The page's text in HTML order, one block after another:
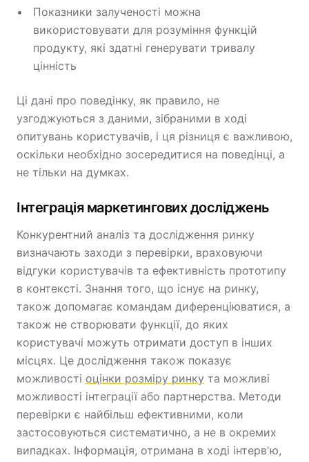
Показники залученості можна
використовувати для розуміння функцій
продукту, які здатні генерувати тривалу
цінність
Ці дані про поведінку, як правило, не
узгоджуються з даними, зібраними в ході
опитувань користувачів, і ця різниця є важливою,
оскільки необхідно зосередитися на поведінці, а
не тільки на думках.
Інтеграція маркетингових досліджень
Конкурентний аналіз та дослідження ринку
визначають заходи з перевірки, враховуючи
відгуки користувачів та ефективність прототипу
в контексті. Знання того, що існує на ринку,
також допомагає командам диференціюватися, а
також не створювати функції, до яких
користувачі можуть отримати доступ в інших
місцях. Це дослідження також показує
можливості оцінки розміру ринку та можливі
можливості інтеграції або партнерства. Методи
перевірки є найбільш ефективними, коли
застосовуються систематично, а не в окремих
випадках. Інформація, отримана в ході інтерв'ю,